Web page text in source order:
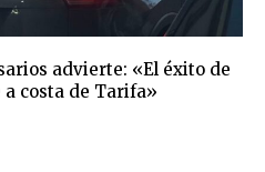
advierte: «El éxito de
a costa de Tarifa»